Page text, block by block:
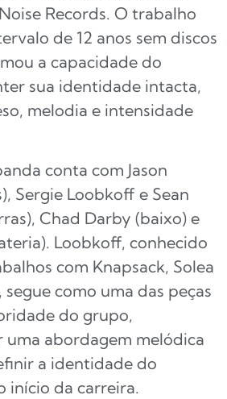
Records. O trabalho
de 12 anos sem discos
a capacidade do
sua identidade intacta,
melodia e intensidade
conta com Jason
Sergie Loobkoff e Sean
Chad Darby (baixo) e
Loobkoff, conhecido
com Knapsack, Solea
como uma das peças
do grupo,
uma abordagem melódica
a identidade do
início da carreira.